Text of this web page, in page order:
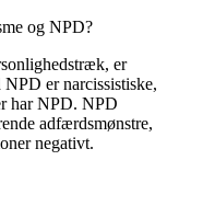
og NPD?
er
er narcissistiske,
har NPD. NPD
adfærdsmønstre,
negativt.